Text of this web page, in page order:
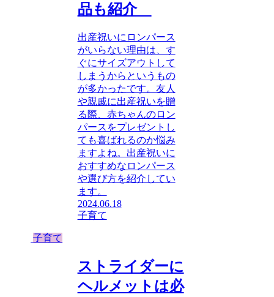
品も紹介
出産祝いにロンパース
がいらない理由は、す
ぐにサイズアウトして
しまうからというもの
が多かったです。友人
や親戚に出産祝いを贈
る際、赤ちゃんのロン
パースをプレゼントし
ても喜ばれるのか悩み
ますよね。出産祝いに
おすすめなロンパース
や選び方を紹介してい
ます。
2024.06.18
子育て
子育て
ストライダーに
ヘルメットは必